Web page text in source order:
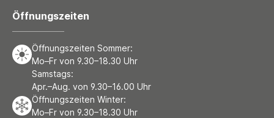
Öffnungszeiten
Öffnungszeiten Sommer:
Mo–Fr von 9.30–18.30 Uhr
Samstags:
Apr.–Aug. von 9.30–16.00 Uhr
Öffnungszeiten Winter:
Mo–Fr von 9.30–18.30 Uhr